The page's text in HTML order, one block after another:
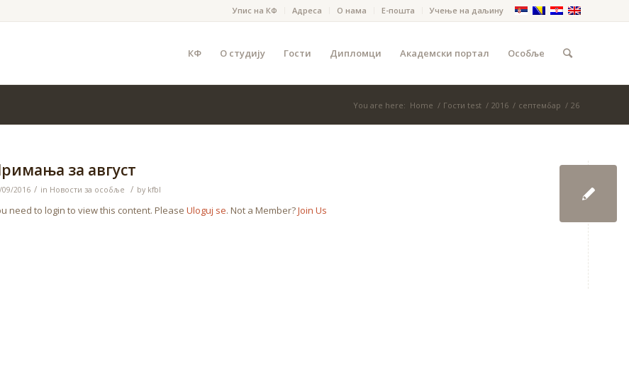
Упис на КФ Адреса О нама Е-пошта Учење на даљину
КФ О студију Гости Дипломци Академски портал Особље
You are here: Home / Гости test / 2016 / септембар / 26
за август
09/2016 / in Новости за особље / by kfbl
need to login to view this content. Please Uloguj se. Not a Member?Join Us